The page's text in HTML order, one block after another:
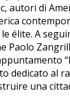
autori di
élite. A
Paolo
dedicato al
una